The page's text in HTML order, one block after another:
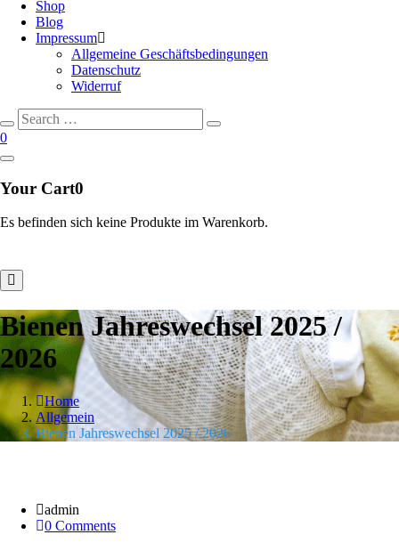
Shop
Blog
Impressum
Allgemeine Geschäftsbedingungen
Datenschutz
Widerruf
Search
for:
Search
0
Your Cart0
Es befinden sich keine Produkte im Warenkorb.
Bienen Jahreswechsel 2025 /
2026
Home
Allgemein
Bienen Jahreswechsel 2025 / 2026
admin
0 Comments